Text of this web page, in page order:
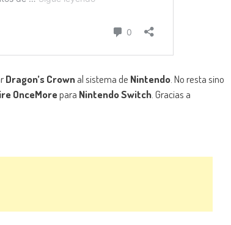
Dragon’s Crownal sistema de Nintendo. No resta sino
OnceMorepara Nintendo Switch. Gracias a